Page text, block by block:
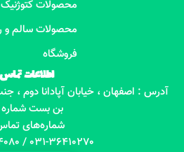
محصولات کتوژنیک
محصولات سالم و
فروشگاه
اطلاعات تماس
آدرس : اصفهان ، خیابان آپادانا دوم ،
بن بست شماره 3
شماره‌های
031-36410270 / 09131884080